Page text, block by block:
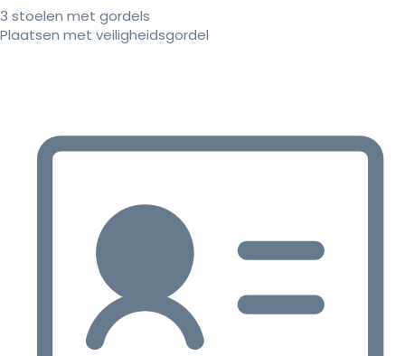
3 stoelen met gordels
Plaatsen met veiligheidsgordel